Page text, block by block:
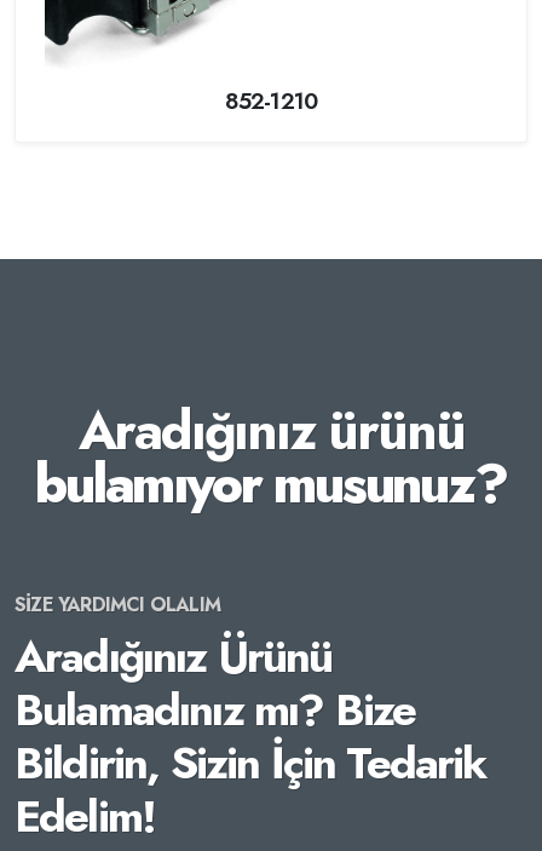
852-1210
Aradığınız ürünü
bulamıyor musunuz?
SİZE YARDIMCI OLALIM
Aradığınız Ürünü
Bulamadınız mı? Bize
Bildirin, Sizin İçin Tedarik
Edelim!